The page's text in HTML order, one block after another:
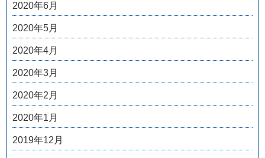
2020年6月
2020年5月
2020年4月
2020年3月
2020年2月
2020年1月
2019年12月